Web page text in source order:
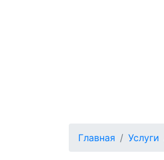
Главная Услуги